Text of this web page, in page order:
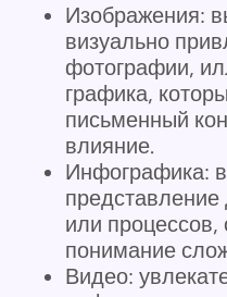
Изображения:
визуально
фотографии,
графика,
письменный
влияние.
Инфографика:
или
понимание
Видео: